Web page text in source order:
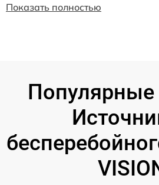
Показать полностью